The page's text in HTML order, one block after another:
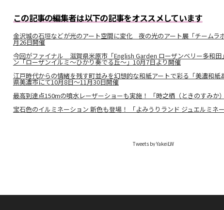
この記事の編集者は以下の記事をオススメしています
金沢城の石垣などが光のアート空間に変化 夜の光のアート展「チームラ
月26日開催
今回がファイナル 滋賀県米原市「English Garden ローザンベリー多和⽥
ン「ローザンイルミ～ひかり奏でる丘～」10月7日より開催
江戸時代からの情緒を残す町並みを幻想的な和紙アートで彩る「美濃和紙
県美濃市にて10月8日～11月30日開催
最高到達点150mの噴水レーザーショーも実施！ 「時之栖（ときのすみか
宝石色のイルミネーション 新色も登場！ 「よみうりランド ジュエルミネー
Tweets by YakeiLW